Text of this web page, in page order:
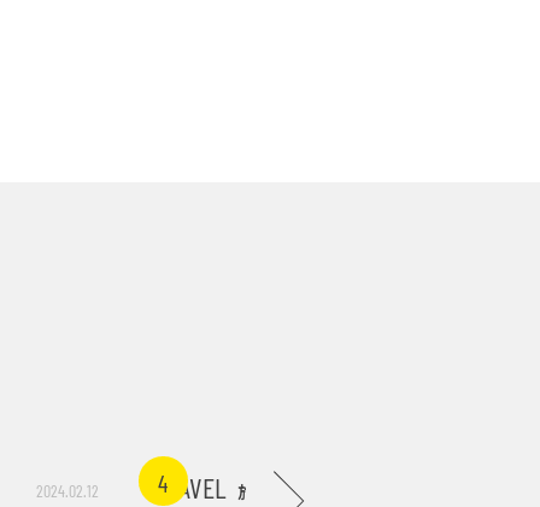
2024.02.12 4
TRAVEL 旅行